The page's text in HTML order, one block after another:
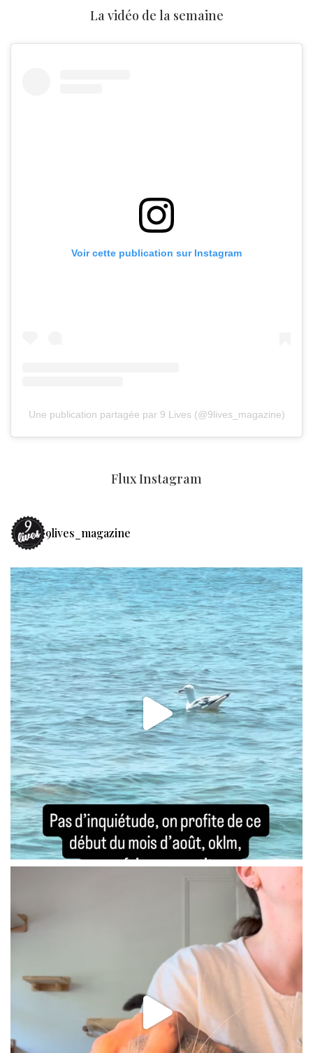
La vidéo de la semaine
Voir cette publication sur Instagram
Une publication partagée par 9 Lives (@9lives_magazine)
Flux Instagram
9lives_magazine